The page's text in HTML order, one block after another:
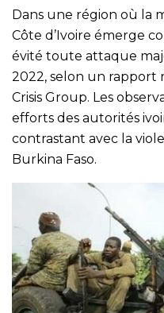
Dans une région où la
Côte d’Ivoire émerge
évité toute attaque
2022, selon un rapport
Crisis Group. Les
efforts des autorités
contrastant avec la
Burkina Faso.